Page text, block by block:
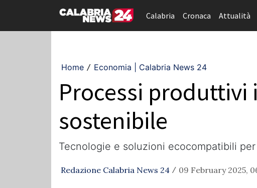
Calabria Cronaca Attualità
Home / Economia | Calabria News 24
Processi
sostenibile
Tecnologie e soluzioni ecocompatibili
Redazione Calabria News 24 / 09 February 2025,